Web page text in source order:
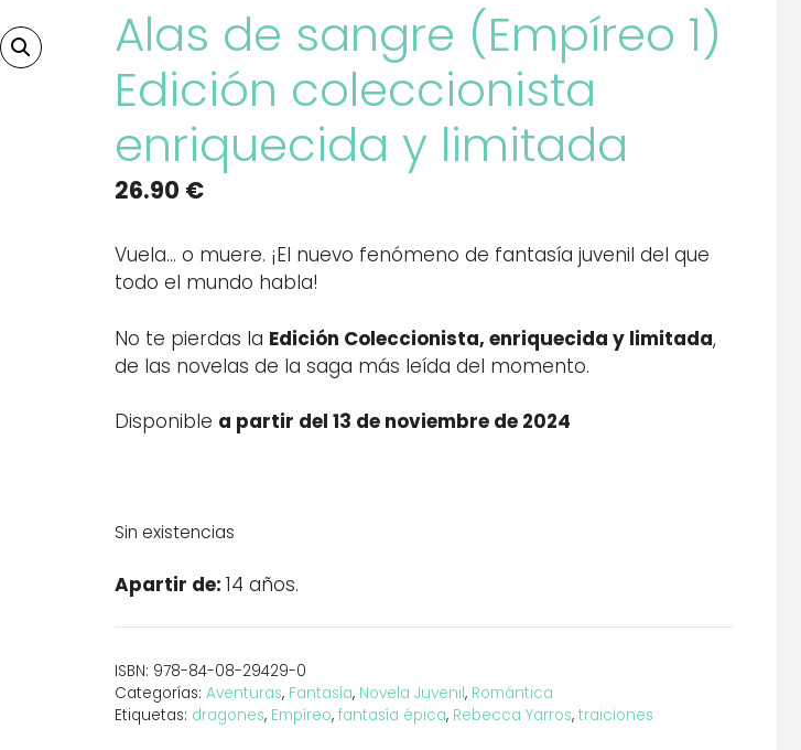
Alas de sangre (Empíreo 1)
Edición coleccionista
enriquecida y limitada
26.90 €
Vuela… o muere. ¡El nuevo fenómeno de fantasía juvenil del que
todo el mundo habla!
No te pierdas la Edición Coleccionista, enriquecida y limitada,
de las novelas de la saga más leída del momento.
Disponible a partir del 13 de noviembre de 2024
Sin existencias
Apartir de: 14 años.
ISBN: 978-84-08-29429-0
Categorías: Aventuras, Fantasía, Novela Juvenil, Romántica
Etiquetas: dragones, Empíreo, fantasía épica, Rebecca Yarros, traiciones